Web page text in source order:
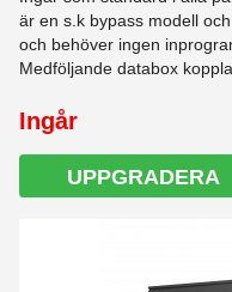
är en s.k bypass modell
och behöver ingen
Medföljande databox
Ingår
UPPGRADERA